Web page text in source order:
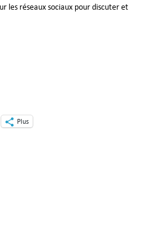
les réseaux sociaux pour discuter et
Plus